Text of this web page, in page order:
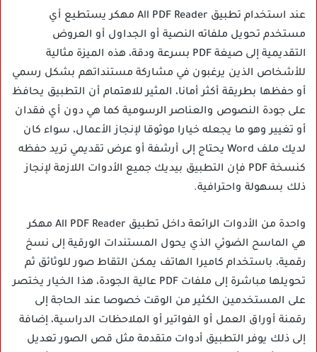
عند استخدام تطبيق All PDF Reader مهكر يستطيع أي
مستخدم تحويل ملفاته النصية أو الجداول أو العروض
التقديمية إلى صيغة PDF بسرعة ودقة، هذه الميزة مثالية
للأشخاص الذين يرغبون في مشاركة مستنداتهم بشكل رسمي
أو حفظها بطريقة أكثر أمانا، المثير للاهتمام أن التطبيق يحافظ
على جودة النصوص والعناصر الرسومية كما هي دون أي فقدان
أو تغيير وهو ما يجعله خيارا موثوقا لإنجاز الأعمال، سواء كان
لديك ملف Word يحتاج إلى أرشفة أو عرض تقديمي تريد حفظه
كنسخة PDF فإن التطبيق بيديك جميع الأدوات اللازمة لإنجاز
ذلك بسهولة واحترافية.
واحدة من الأدوات الرائعة داخل تطبيق All PDF Reader مهكر
هي الماسح الضوئي الذي يحول المستندات الورقية إلى نسخ
رقمية، باستخدام كاميرا الهاتف يمكن التقاط صور للوثائق ثم
تحويلها مباشرة إلى ملفات PDF عالية الجودة، هذا الخيار يختصر
على المستخدمين الكثير من الوقت خصوصا عند الحاجة إلى
رقمنة أوراق العمل أو الفواتير أو الملاحظات الدراسية، إضافة
إلى ذلك يوفر التطبيق أدوات متقدمة مثل قص الصور تعديل